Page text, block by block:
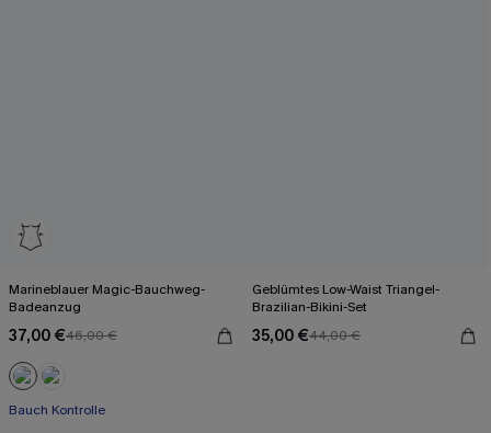
Marineblauer Magic-Bauchweg-
Badeanzug
37,00 €46,00 €
Bauch Kontrolle
Geblümtes Low-Waist Triangel-
Brazilian-Bikini-Set
35,00 €44,00 €